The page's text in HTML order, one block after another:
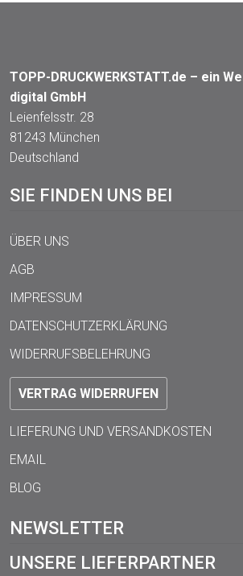
TOPP-DRUCKWERKSTATT.de – ein
digital GmbH
Leienfelsstr. 28
81243 München
Deutschland
SIE FINDEN UNS BEI
ÜBER UNS
AGB
IMPRESSUM
DATENSCHUTZERKLÄRUNG
WIDERRUFSBELEHRUNG
VERTRAG WIDERRUFEN
LIEFERUNG UND VERSANDKOSTEN
EMAIL
BLOG
NEWSLETTER
UNSERE LIEFERPARTNER